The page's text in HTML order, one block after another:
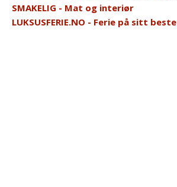
SMAKELIG - Mat og interiør
LUKSUSFERIE.NO - Ferie på sitt beste